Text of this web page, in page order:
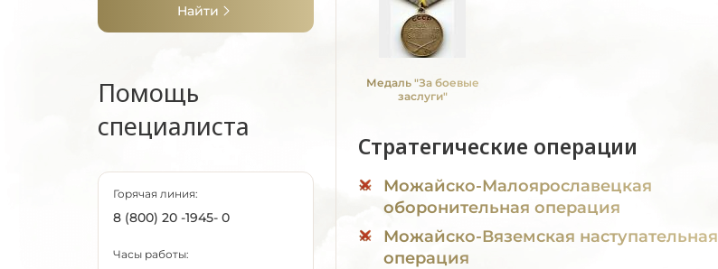
Найти
Помощь
специалиста
Горячая линия:
8 (800) 20 -1945- 0
Часы работы:
Медаль "За боевые
заслуги"
Стратегические операции
Можайско-Малоярославецкая
оборонительная операция
Можайско-Вяземская наступательная
операция